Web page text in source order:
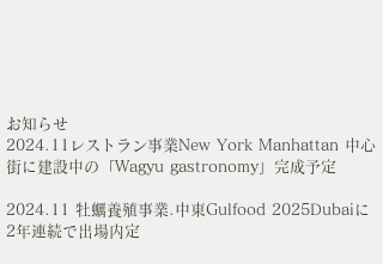
お知らせ
2024.11レストラン事業New York Manhattan 中心
街に建設中の「Wagyu gastronomy」完成予定
2024.11 牡蠣養殖事業.中東Gulfood 2025Dubaiに
2年連続で出場内定